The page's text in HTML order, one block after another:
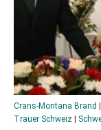
Crans-Montana Brand |
Trauer Schweiz |